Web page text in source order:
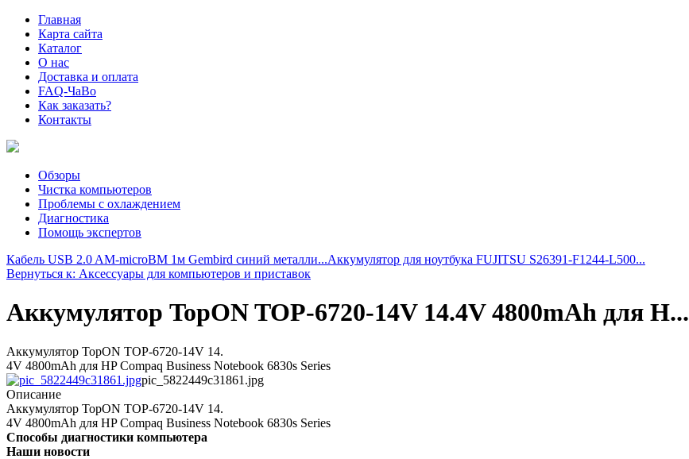
Главная
Карта сайта
Каталог
О нас
Доставка и оплата
FAQ-ЧаВо
Как заказать?
Контакты
Обзоры
Чистка компьютеров
Проблемы с охлаждением
Диагностика
Помощь экспертов
Кабель USB 2.0 AM-microBM 1м Gembird синий металли...Аккумулятор для ноутбука FUJITSU S26391-F1244-L500...
Вернуться к: Аксессуары для компьютеров и приставок
Аккумулятор TopON TOP-6720-14V 14.4V 4800mAh для H...
Аккумулятор TopON TOP-6720-14V 14.
4V 4800mAh для HP Compaq Business Notebook 6830s Series
pic_5822449c31861.jpg
Описание
Аккумулятор TopON TOP-6720-14V 14.
4V 4800mAh для HP Compaq Business Notebook 6830s Series
Способы диагностики компьютера
Наши новости